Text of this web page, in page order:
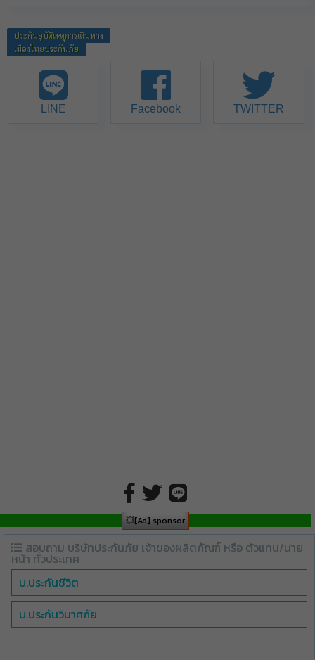
ประกันอุบัติเหตุการเดินทาง
เมืองไทยประกันภัย
LINE Facebook TWITTER
💥[Ad] sponsor
สอบถาม บริษัทประกันภัย เจ้าของผลิตภัณฑ์ หรือ ตัวแทน/นาย
หน้า ทั่วประเทศ
บ.ประกันชีวิต
บ.ประกันวินาศภัย